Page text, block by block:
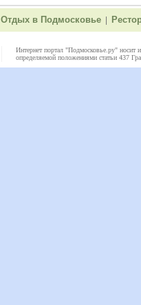
Отдых в Подмосковье
Интернет портал "Подмосковье.ру" носит
определяемой положениями статьи 437